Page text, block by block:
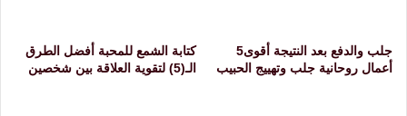
جلب والدفع بعد النتيجة أقوى5
أعمال روحانية جلب وتهييج الحبيب
كتابة الشمع للمحبة أفضل الطرق
الـ(5) لتقوية العلاقة بين شخصين